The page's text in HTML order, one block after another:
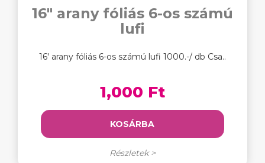
16" arany fóliás 6-os számú
lufi
16' arany fóliás 6-os számú lufi 1000.-/ db Csa..
1,000 Ft
KOSÁRBA
Részletek >